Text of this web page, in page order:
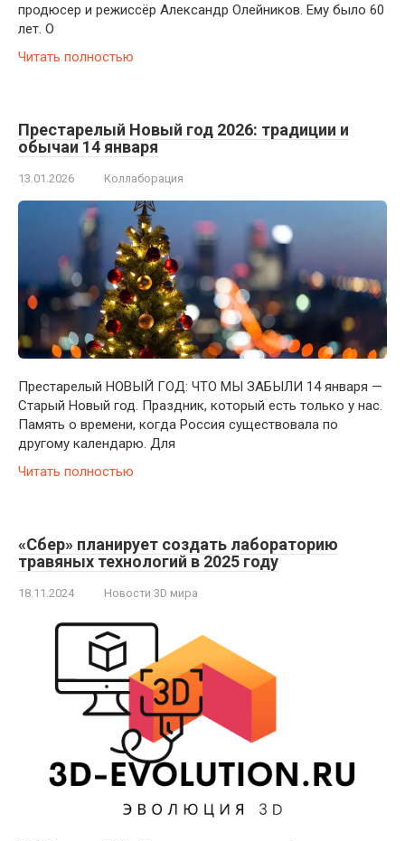
продюсер и режиссёр Александр Олейников. Ему было 60
лет. О
Читать полностью
Престарелый Новый год 2026: традиции и
обычаи 14 января
13.01.2026 Коллаборация
Престарелый НОВЫЙ ГОД: ЧТО МЫ ЗАБЫЛИ 14 января —
Старый Новый год. Праздник, который есть только у нас.
Память о времени, когда Россия существовала по
другому календарю. Для
Читать полностью
«Сбер» планирует создать лабораторию
травяных технологий в 2025 году
18.11.2024 Новости 3D мира